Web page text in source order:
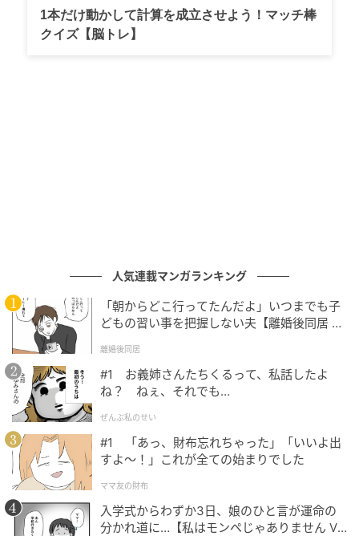
と、「そうかな？」とみのりちゃんはきょとん。羨ま
しい限りですが、すぐに散らかるのは我が家と同じよ
業確定でさ」と遠慮がちに言う私に、みのりちゃんは
「もちろん！拓哉も大喜びだよ」と笑顔で言ってくれ
ました。本当に本当にありがたい・・！！みのりちゃ
んに心から感謝しつつ「ありがとう。夕方にはおうち
に迎えに行くね」と伝えると、「お仕事頑張って」と
優しい言葉までかけてくれました。
1本だけ動かして計算を成立させよう！マッチ棒
クイズ【脳トレ】
人気連載マンガランキング
「朝からどこ行ってたんだよ」いつまでも子
どもの習い事を把握しない夫【離婚後同居 Vo
離婚後同居
#1 お義姉さんたちくるって、私話したよ
ね？ ねぇ、それでも…
ぜんぶ私のせい
#1 「あっ、財布忘れちゃった」「いいよ出
すよ〜！」これが全ての始まりでした
ママ友の財布
入学式からわずか3日、娘のひと言が運命の
分かれ道に…【私はモンペじゃありません Vo